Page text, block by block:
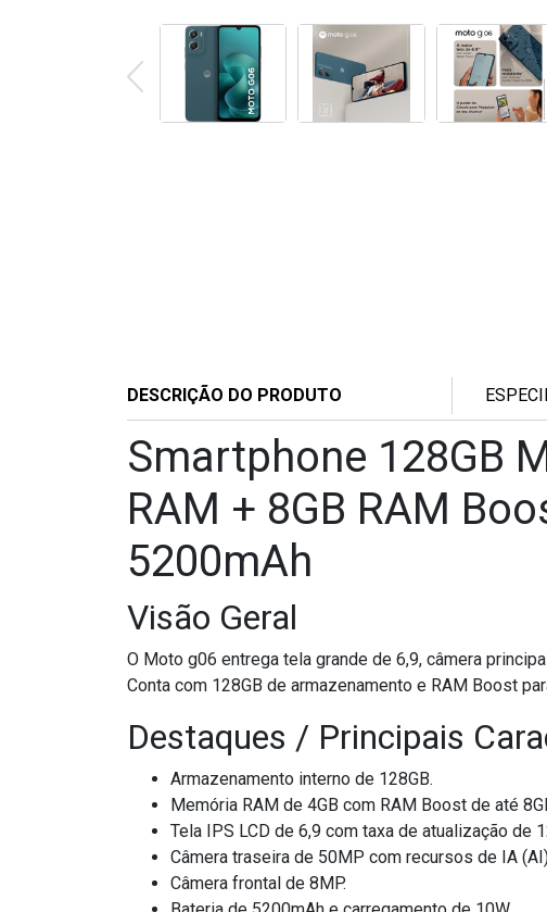
DESCRIÇÃO DO PRODUTO
Smartphone 128GB
RAM + 8GB RAM
5200mAh
Visão Geral
O Moto g06 entrega tela grande de 6,9, câmera
Conta com 128GB de armazenamento e RAM Boost
Destaques / Principais
Armazenamento interno de 128GB.
Memória RAM de 4GB com RAM Boost de até
Tela IPS LCD de 6,9 com taxa de atualização de
Câmera traseira de 50MP com recursos de IA
Câmera frontal de 8MP.